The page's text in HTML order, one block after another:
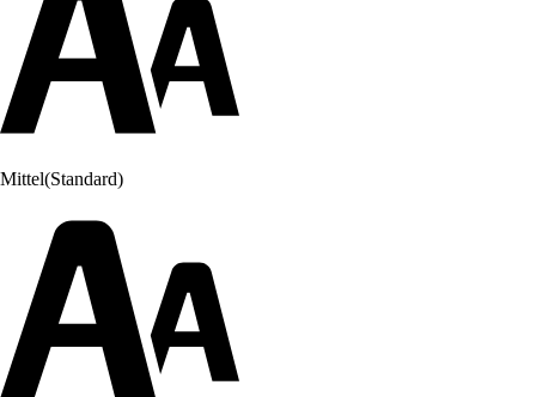
Mittel(Standard)